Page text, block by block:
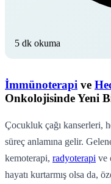
5 dk okuma
İmmünoterapi ve
Onkolojisinde Yeni
Çocukluk çağı kanserleri,
süreç anlamına gelir.
kemoterapi, radyoterapi ve
hayatı kurtarmış olsa da,